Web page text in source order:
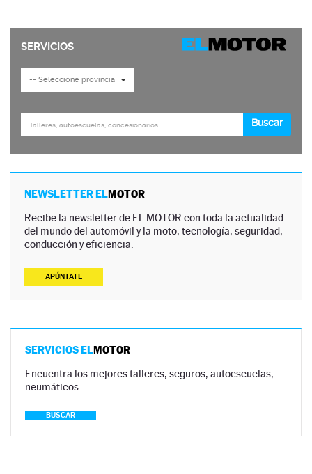
NEWSLETTER ELMOTOR
Recibe la newsletter de EL MOTOR con toda la actualidad
del mundo del automóvil y la moto, tecnología, seguridad,
conducción y eficiencia.
APÚNTATE
SERVICIOS ELMOTOR
Encuentra los mejores talleres, seguros, autoescuelas,
neumáticos…
BUSCAR